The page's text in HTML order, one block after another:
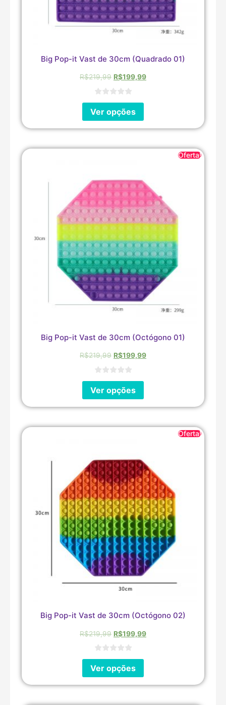
Big Pop-it Vast de 30cm (Quadrado 01)
R$219,99 R$199,99
Ver opções
Oferta!
Big Pop-it Vast de 30cm (Octógono 01)
R$219,99 R$199,99
Ver opções
Oferta!
Big Pop-it Vast de 30cm (Octógono 02)
R$219,99 R$199,99
Ver opções